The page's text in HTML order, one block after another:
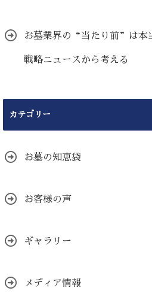
お墓業界の“当たり前”は本
戦略ニュースから考える
カテゴリー
お墓の知恵袋
お客様の声
ギャラリー
メディア情報